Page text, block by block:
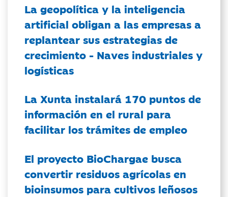
La geopolítica y la inteligencia
artificial obligan a las empresas a
replantear sus estrategias de
crecimiento - Naves industriales y
logísticas
La Xunta instalará 170 puntos de
información en el rural para
facilitar los trámites de empleo
El proyecto BioChargae busca
convertir residuos agrícolas en
bioinsumos para cultivos leñosos